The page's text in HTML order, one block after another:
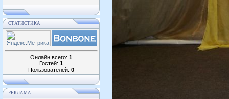
СТАТИСТИКА
Онлайн всего: 1
Гостей: 1
Пользователей: 0
РЕКЛАМА